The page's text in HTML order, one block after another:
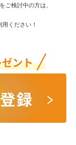
ご検討中の方は、
用ください！